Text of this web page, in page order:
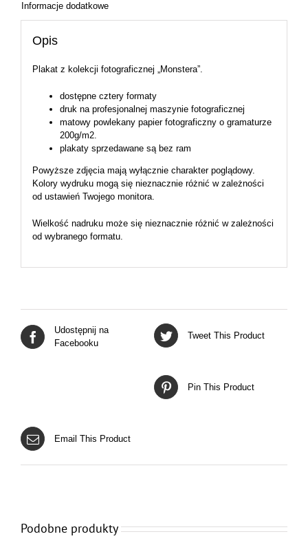
Informacje dodatkowe
Opis
Plakat z kolekcji fotograficznej „Monstera”.
dostępne cztery formaty
druk na profesjonalnej maszynie fotograficznej
matowy powlekany papier fotograficzny o gramaturze
200g/m2.
plakaty sprzedawane są bez ram
Powyższe zdjęcia mają wyłącznie charakter poglądowy.
Kolory wydruku mogą się nieznacznie różnić w zależności
od ustawień Twojego monitora.
Wielkość nadruku może się nieznacznie różnić w zależności
od wybranego formatu.
Udostępnij na
Facebooku
Tweet This Product
Pin This Product
Email This Product
Podobne produkty